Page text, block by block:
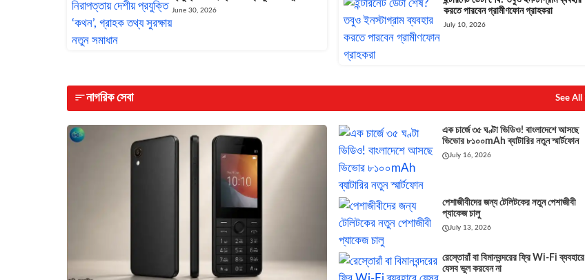
June 30, 2026
করতে পারবেন গ্রামীণফোন গ্রাহকরা
July 10, 2026
নাগরিক সেবা See All
এক চার্জে ৩৫ ঘণ্টা ভিডিও! বাংলাদেশে আসছে
ভিভোর ৮১০০mAh ব্যাটারির নতুন স্মার্টফোন
July 16, 2026
পেশাজীবীদের জন্য টেলিটকের নতুন পেশাজীবী
প্যাকেজ চালু
July 13, 2026
রেস্তোরাঁ বা বিমানবন্দরের ফ্রি Wi-Fi ব্যবহারে
যেসব ভুল করবেন না